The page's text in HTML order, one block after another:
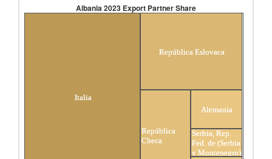
Albania 2023 Export Partner Share
Italia
República Eslovaca
República
Checa
Alemania
Serbia, Rep.
Fed. de (Serbia
y Montenegro)